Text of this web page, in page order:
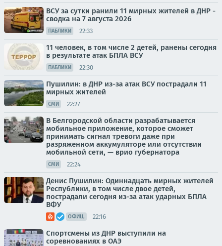
ВСУ за сутки ранили 11 мирных жителей в ДНР -
сводка на 7 августа 2026
ПАБЛИКИ 22:33
11 человек, в том числе 2 детей, ранены сегодня
в результате атак БПЛА ВСУ
ПАБЛИКИ 22:30
Пушилин: в ДНР из-за атак ВСУ пострадали 11
мирных жителей
СМИ 22:27
В Белгородской области разрабатывается
мобильное приложение, которое сможет
принимать сигнал тревоги даже при
разряженном аккумуляторе или отсутствии
мобильной сети, — врио губернатора
СМИ 22:24
Денис Пушилин: Одиннадцать мирных жителей
Республики, в том числе двое детей,
пострадали сегодня из-за атак ударных БПЛА
ВФУ
ОФИЦ. 22:16
Спортсмены из ДНР выступили на
соревнованиях в ОАЭ